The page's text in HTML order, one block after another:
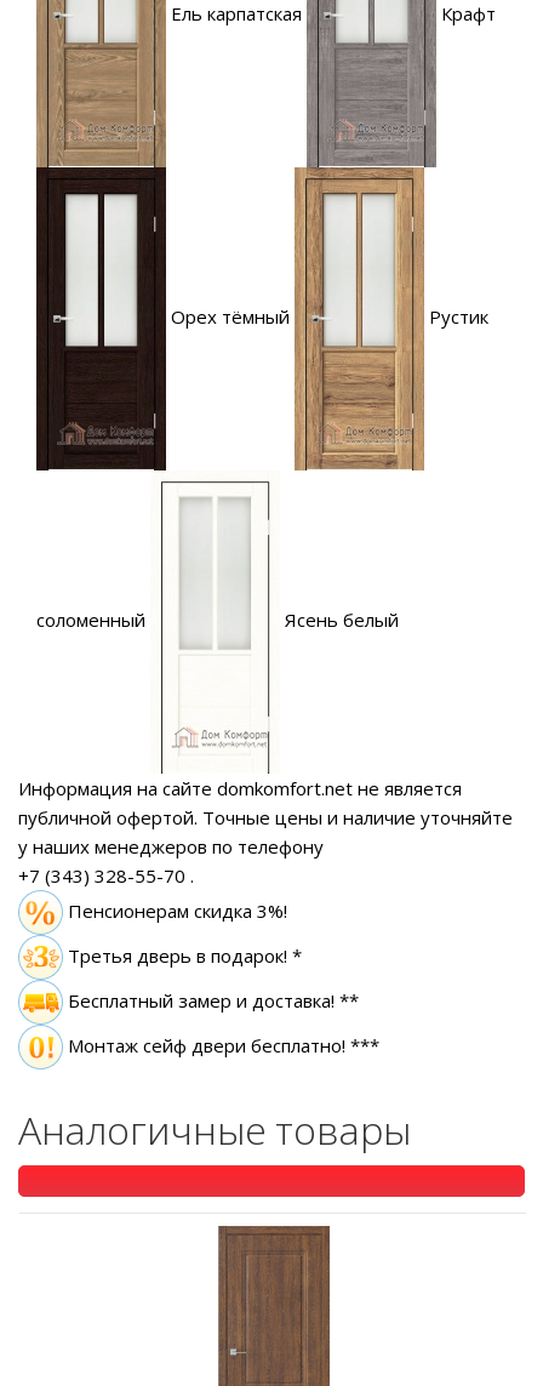
Ель карпатская Крафт
Орех тёмный Рустик
соломенный Ясень белый
Информация на сайте domkomfort.net не является
публичной офертой. Точные цены и наличие уточняйте
у наших менеджеров по телефону
+7 (343) 328-55-70 .
Пенсионерам скидка 3%!
Третья дверь в подарок! *
Бесплатный замер и доставка! **
Монтаж сейф двери бесплатно! ***
Аналогичные товары